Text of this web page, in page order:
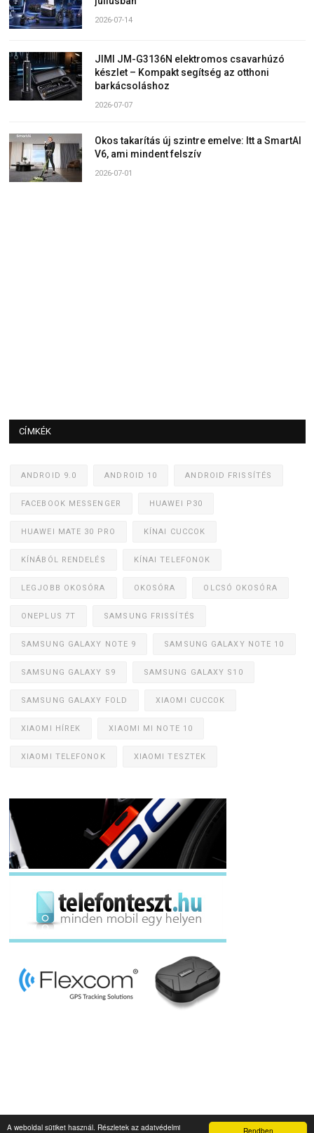
Rendben
A weboldal sütiket használ. Részletek az adatvédelmi
2026-07-14
JIMI JM-G3136N elektromos csavarhúzó
készlet – Kompakt segítség az otthoni
barkácsoláshoz
2026-07-07
Okos takarítás új szintre emelve: Itt a SmartAI
V6, ami mindent felszív
2026-07-01
CÍMKÉK
ANDROID 9.0 ANDROID 10 ANDROID FRISSÍTÉS
FACEBOOK MESSENGER HUAWEI P30
HUAWEI MATE 30 PRO KÍNAI CUCCOK
KÍNÁBÓL RENDELÉS KÍNAI TELEFONOK
LEGJOBB OKOSÓRA OKOSÓRA OLCSÓ OKOSÓRA
ONEPLUS 7T SAMSUNG FRISSÍTÉS
SAMSUNG GALAXY NOTE 9 SAMSUNG GALAXY NOTE 10
SAMSUNG GALAXY S9 SAMSUNG GALAXY S10
SAMSUNG GALAXY FOLD XIAOMI CUCCOK
XIAOMI HÍREK XIAOMI MI NOTE 10
XIAOMI TELEFONOK XIAOMI TESZTEK